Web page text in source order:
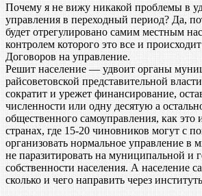
Почему я не вижу никакой проблемы в
управления в переходный период? Да,
будет отрегулировано самим местным
контролем которого это все и
Договоров на управление.
Решит население — удвоит органы
райсоветовской представительной
сократит и урежет финансирование,
численности или одну десятую а
общественного самоуправления, как это
странах, где 15-20 чиновников могут с
организовать нормальное управление в
не паразитировать на муниципальной и
собственности населения. А население
сколько и чего направить через